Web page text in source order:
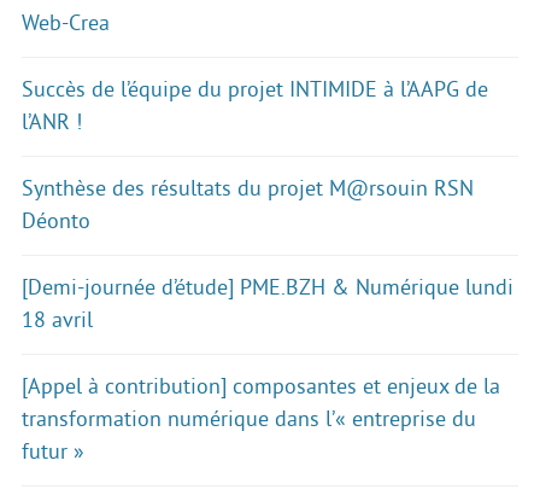
Web-Crea
Succès de l’équipe du projet INTIMIDE à l’AAPG de
l’ANR !
Synthèse des résultats du projet M@rsouin RSN
Déonto
[Demi-journée d’étude] PME.BZH & Numérique lundi
18 avril
[Appel à contribution] composantes et enjeux de la
transformation numérique dans l’« entreprise du
futur »